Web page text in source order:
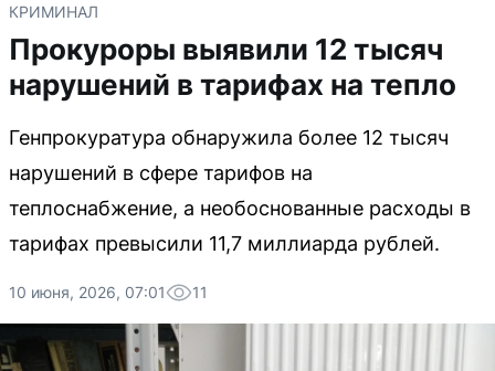
КРИМИНАЛ
Прокуроры выявили 12 тысяч
нарушений в тарифах на тепло
Генпрокуратура обнаружила более 12 тысяч
нарушений в сфере тарифов на
теплоснабжение, а необоснованные расходы в
тарифах превысили 11,7 миллиарда рублей.
10 июня, 2026, 07:01 11